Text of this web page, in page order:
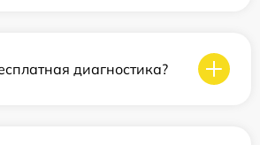
диагностика?